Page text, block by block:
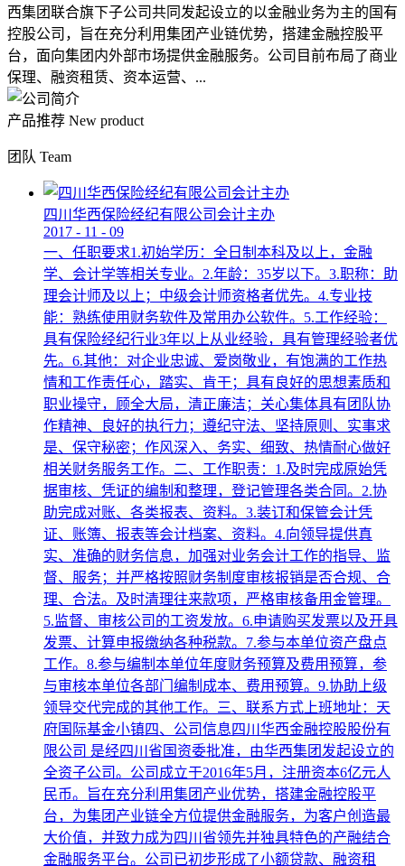
西集团联合旗下子公司共同发起设立的以金融业务为主的国有
控股公司，旨在充分利用集团产业链优势，搭建金融控股平
台，面向集团内外部市场提供金融服务。公司目前布局了商业
保理、融资租赁、资本运营、...
产品推荐 New product
团队 Team
四川华西保险经纪有限公司会计主办
2017 - 11 - 09
一、任职要求1.初始学历：全日制本科及以上，金融
学、会计学等相关专业。2.年龄：35岁以下。3.职称：助
理会计师及以上；中级会计师资格者优先。4.专业技
能：熟练使用财务软件及常用办公软件。5.工作经验：
具有保险经纪行业3年以上从业经验，具有管理经验者优
先。6.其他：对企业忠诚、爱岗敬业，有饱满的工作热
情和工作责任心，踏实、肯干；具有良好的思想素质和
职业操守，顾全大局，清正廉洁；关心集体具有团队协
作精神、良好的执行力；遵纪守法、坚持原则、实事求
是、保守秘密；作风深入、务实、细致、热情耐心做好
相关财务服务工作。二、工作职责：1.及时完成原始凭
据审核、凭证的编制和整理，登记管理各类合同。2.协
助完成对账、各类报表、资料。3.装订和保管会计凭
证、账簿、报表等会计档案、资料。4.向领导提供真
实、准确的财务信息，加强对业务会计工作的指导、监
督、服务；并严格按照财务制度审核报销是否合规、合
理、合法。及时清理往来款项，严格审核备用金管理。
5.监督、审核公司的工资发放。6.申请购买发票以及开具
发票、计算申报缴纳各种税款。7.参与本单位资产盘点
工作。8.参与编制本单位年度财务预算及费用预算，参
与审核本单位各部门编制成本、费用预算。9.协助上级
领导交代完成的其他工作。三、联系方式上班地址：天
府国际基金小镇四、公司信息四川华西金融控股股份有
限公司 是经四川省国资委批准，由华西集团发起设立的
全资子公司。公司成立于2016年5月，注册资本6亿元人
民币。旨在充分利用集团产业优势，搭建金融控股平
台，为集团产业链全方位提供金融服务，为客户创造最
大价值，并致力成为四川省领先并独具特色的产融结合
金融服务平台。公司已初步形成了小额贷款、融资租